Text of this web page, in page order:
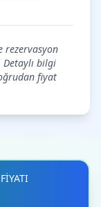
rezervasyon
Detaylı bilgi
fiyat